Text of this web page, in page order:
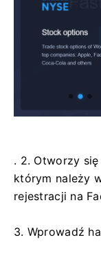
. 2. Otworzy
którym należy
rejestracji na
3. Wprowadź